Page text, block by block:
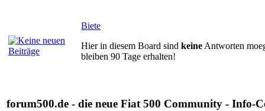
Biete
Hier in diesem Board sind keineAntworten
bleiben 90 Tage erhalten!
forum500.de - die neue Fiat 500 Community - Info-